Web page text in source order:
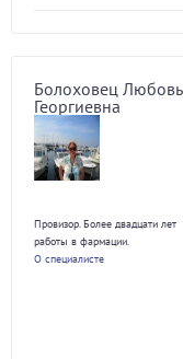
Болоховец Любовь
Георгиевна
Провизор. Более двадцати лет
работы в фармации.
О специалисте